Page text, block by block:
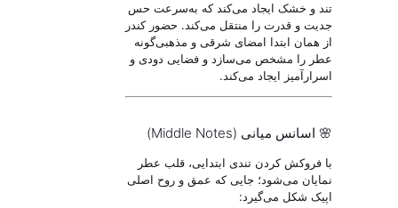
تند و خشک ایجاد می‌کند که به‌سرعت حس
جدیت و قدرت را منتقل می‌کند. حضور کندر
از همان ابتدا امضای شرقی و مذهبی‌گونه
عطر را مشخص می‌سازد و فضایی دودی و
اسرارآمیز ایجاد می‌کند.
🌸 اسانس میانی (Middle Notes)
با فروکش کردن تندی ابتدایی، قلب عطر
نمایان می‌شود؛ جایی که عمق و روح اصلی
اپیک شکل می‌گیرد: